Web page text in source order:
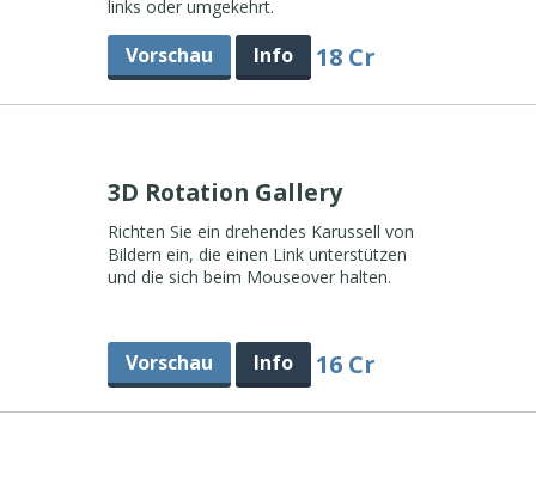
links oder umgekehrt.
Vorschau Info 18 Cr
3D Rotation Gallery
Richten Sie ein drehendes Karussell von
Bildern ein, die einen Link unterstützen
und die sich beim Mouseover halten.
Vorschau Info 16 Cr